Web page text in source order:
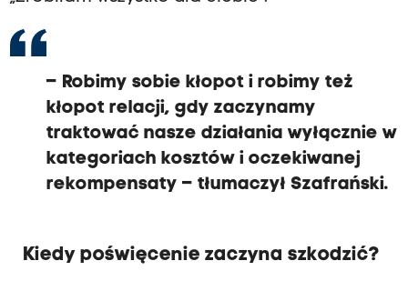
– Robimy sobie kłopot i robimy też
kłopot relacji, gdy zaczynamy
traktować nasze działania wyłącznie w
kategoriach kosztów i oczekiwanej
rekompensaty – tłumaczył Szafrański.
Kiedy poświęcenie zaczyna szkodzić?